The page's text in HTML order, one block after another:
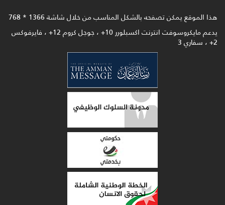
هذا الموقع يمكن تصفحه بالشكل المناسب من خلال شاشة 1366 * 768
يدعم مايكروسوفت انترنت اكسبلورر 10+ ، جوجل كروم 12+ ، فايرفوكس
2+ ، سفاري 3